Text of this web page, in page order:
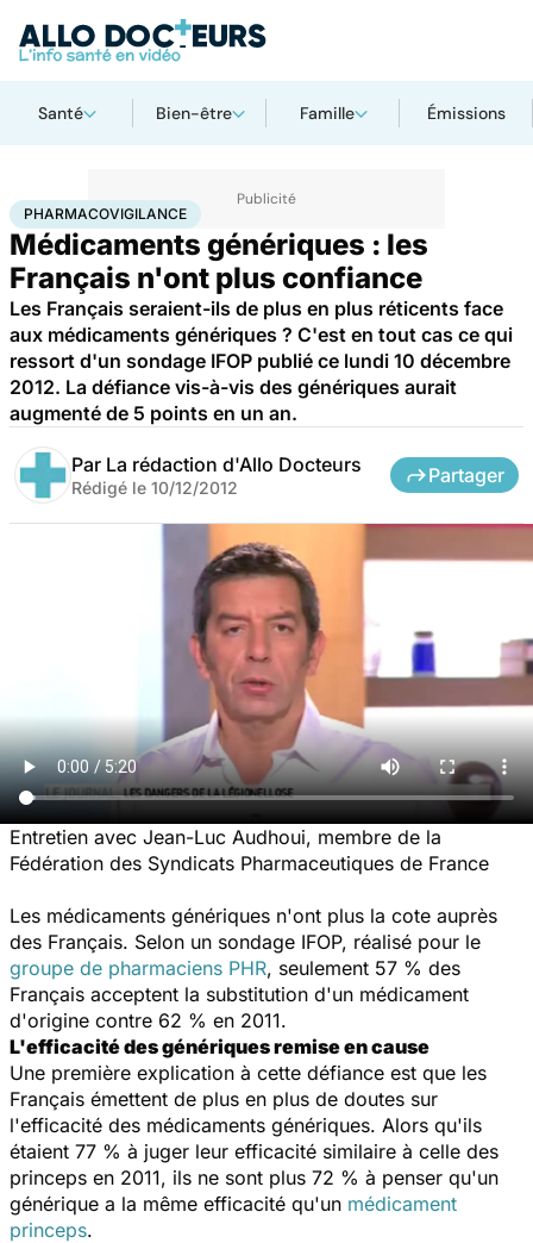
Santé Bien-être Famille Émissions
AccueilSantéPharmacovigilance
PHARMACOVIGILANCE
Médicaments génériques : les
Français n'ont plus confiance
Les Français seraient-ils de plus en plus réticents face
aux médicaments génériques ? C'est en tout cas ce qui
ressort d'un sondage IFOP publié ce lundi 10 décembre
2012. La défiance vis-à-vis des génériques aurait
augmenté de 5 points en un an.
Par La rédaction d'Allo Docteurs
Rédigé le 10/12/2012
Partager
Entretien avec Jean-Luc Audhoui, membre de la
Fédération des Syndicats Pharmaceutiques de France
Les médicaments génériques n'ont plus la cote auprès
des Français. Selon un sondage IFOP, réalisé pour le
groupe de pharmaciens PHR, seulement 57 % des
Français acceptent la substitution d'un médicament
d'origine contre 62 % en 2011.
L'efficacité des génériques remise en cause
Une première explication à cette défiance est que les
Français émettent de plus en plus de doutes sur
l'efficacité des médicaments génériques. Alors qu'ils
étaient 77 % à juger leur efficacité similaire à celle des
princeps en 2011, ils ne sont plus 72 % à penser qu'un
générique a la même efficacité qu'un médicament
princeps.